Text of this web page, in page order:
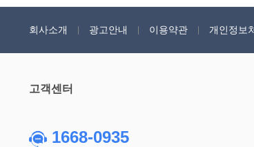
회사소개 광고안내 이용약관 개인정보
고객센터
1668-0935